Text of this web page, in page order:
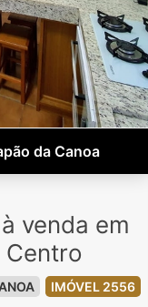
da Canoa
venda em
Centro
IMÓVEL 2556